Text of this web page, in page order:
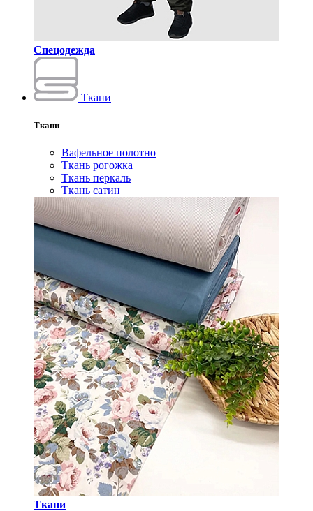
Спецодежда
Ткани
Ткани
Вафельное полотно
Ткань рогожка
Ткань перкаль
Ткань сатин
Ткани